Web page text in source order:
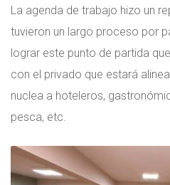
La agenda de trabajo hizo un
tuvieron un largo proceso por
lograr este punto de partida
con el privado que estará
nuclea a hoteleros,
pesca, etc.